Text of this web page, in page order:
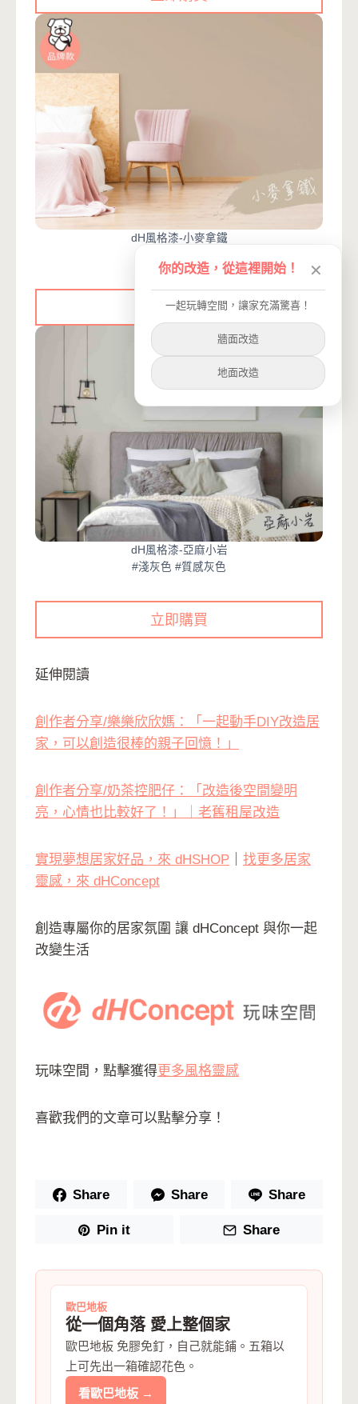
dH風格漆-小麥拿鐵
立即購買
dH風格漆-亞麻小岩
#淺灰色 #質感灰色
立即購買
延伸閱讀
創作者分享/樂樂欣欣媽：「一起動手DIY改造居
家，可以創造很棒的親子回憶！」
創作者分享/奶茶控肥仔：「改造後空間變明
亮，心情也比較好了！」｜老舊租屋改造
實現夢想居家好品，來 dHSHOP
找更多居家
靈感，來 dHConcept
創造專屬你的居家氛圍 讓 dHConcept 與你一起
改變生活
玩味空間，點擊獲得更多風格靈感
喜歡我們的文章可以點擊分享！
Share Share Share
Pin it Share
歐巴地板
從一個角落 愛上整個家
歐巴地板 免膠免釘，自己就能鋪。五箱以
上可先出一箱確認花色。
看歐巴地板 →
你的改造，從這裡開始！ ✕
一起玩轉空間，讓家充滿驚喜！
牆面改造
地面改造